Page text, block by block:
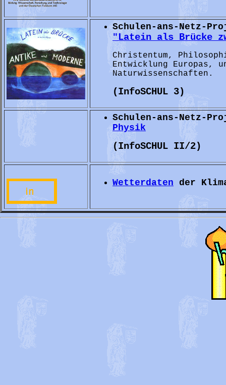
Schulen-ans-Netz-
"Latein als Brücke
Christentum,
Entwicklung Europas,
Naturwissenschaften.
(InfoSCHUL 3)
Schulen-ans-Netz-
Physik
(InfoSCHUL II/2)
Wetterdaten der